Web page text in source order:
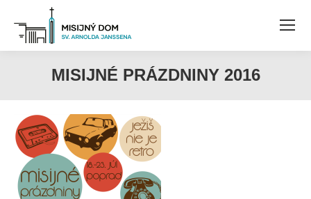
MISIJNÉ PRÁZDNINY 2016